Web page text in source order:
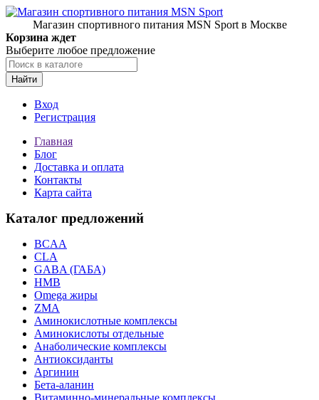
Магазин спортивного питания MSN Sport в Москве
Корзина ждет
Выберите любое предложение
Найти
Вход
Регистрация
Главная
Блог
Доставка и оплата
Контакты
Карта сайта
Каталог предложений
BCAA
CLA
GABA (ГАБА)
HMB
Omega жиры
ZMA
Аминокислотные комплексы
Аминокислоты отдельные
Анаболические комплексы
Антиоксиданты
Аргинин
Бета-аланин
Витаминно-минеральные комплексы